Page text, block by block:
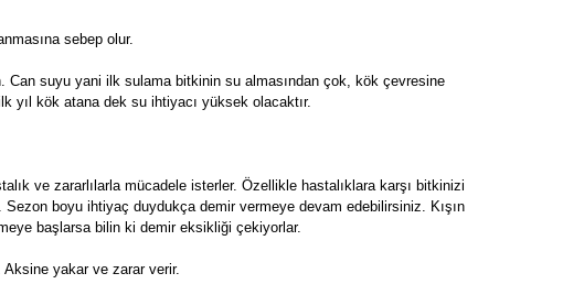
sebep olur.
Can suyu yani ilk sulama bitkinin su almasından çok, kök çevresine
yıl kök atana dek su ihtiyacı yüksek olacaktır.
ve zararlılarla mücadele isterler. Özellikle hastalıklara karşı bitkinizi
boyu ihtiyaç duydukça demir vermeye devam edebilirsiniz. Kışın
başlarsa bilin ki demir eksikliği çekiyorlar.
yakar ve zarar verir.